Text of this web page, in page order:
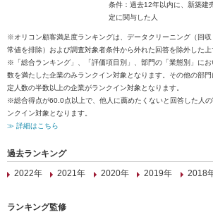
条件：過去12年以内に、新築建
定に関与した人
※オリコン顧客満足度ランキングは、データクリーニング（回
常値を排除）および調査対象者条件から外れた回答を除外した上
※「総合ランキング」、「評価項目別」、部門の「業態別」にお
数を満たした企業のみランクイン対象となります。その他の部
定人数の半数以上の企業がランクイン対象となります。
※総合得点が60.0点以上で、他人に薦めたくないと回答した人
ンクイン対象となります。
≫ 詳細はこちら
過去ランキング
2022年
2021年 2020年 2019年 2018
ランキング監修